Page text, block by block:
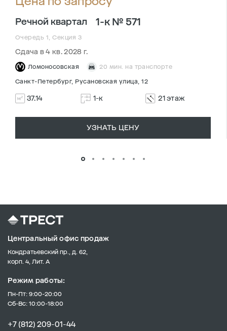
Речной квартал 1-к № 571
Очередь 1, Секция 3
Сдача в 4 кв. 2028 г.
Ломоносовская 20 мин. на транспорте
Санкт-Петербург, Русановская улица, 12
37.14 1-к 21 этаж
УЗНАТЬ ЦЕНУ
Центральный офис продаж
Кондратьевский пр., д. 62,
корп. 4, Лит. А
Режим работы:
Пн-Пт: 9:00-20:00
Сб-Вс: 10:00-18:00
+7 (812) 209-01-44